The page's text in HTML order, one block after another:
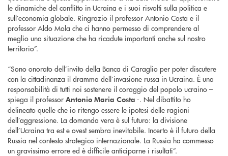
le dinamiche del conflitto in Ucraina e i suoi risvolti sulla politica e
sull’economia globale. Ringrazio il professor Antonio Costa e il
professor Aldo Mola che ci hanno permesso di comprendere al
meglio una situazione che ha ricadute importanti anche sul nostro
territorio”.
“Sono onorato dell’invito della Banca di Caraglio per poter discutere
con la cittadinanza il dramma dell’invasione russa in Ucraina. È una
responsabilità di tutti noi sostenere il coraggio del popolo ucraino –
spiega il professor Antonio Maria Costa -. Nel dibattito ho
delineato quelle che io ritengo essere le ipotesi delle ragioni
dell’aggressione. La domanda vera è sul futuro: la divisione
dell’Ucraina tra est e ovest sembra inevitabile. Incerto è il futuro della
Russia nel contesto strategico internazionale. La Russia ha commesso
un gravissimo errore ed è difficile anticiparne i risultati”.